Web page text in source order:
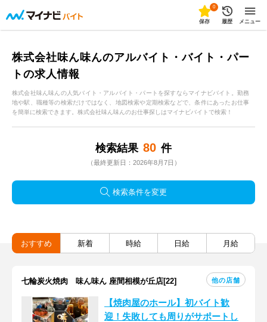
0
保存 履歴 メニュー
株式会社味ん味んのアルバイト・バイト・パー
トの求人情報
株式会社味ん味んの人気バイト・アルバイト・パートを探すならマイナビバイト。勤務
地や駅、職種等の検索だけではなく、地図検索や定期検索などで、条件にあったお仕事
を簡単に検索できます。株式会社味ん味んのお仕事探しはマイナビバイトで検索！
検索結果 80 件
（最終更新日：2026年8月7日）
検索条件を変更
おすすめ 新着 時給 日給 月給
七輪炭火焼肉 味ん味ん 座間相模が丘店[22] 他の店舗
【焼肉屋のホール】初バイト歓
迎！失敗しても周りがサポートし